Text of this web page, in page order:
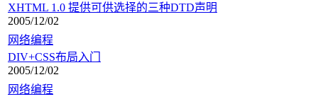
XHTML 1.0 提供可供选择的三种DTD声明
2005/12/02
网络编程
DIV+CSS布局入门
2005/12/02
网络编程